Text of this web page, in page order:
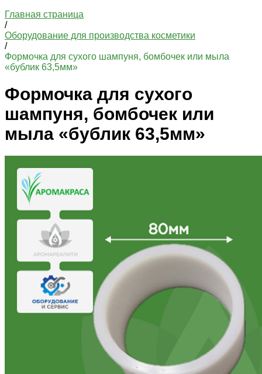
Главная страница
/
Оборудование для производства косметики
/
Формочка для сухого шампуня, бомбочек или мыла
«бублик 63,5мм»
Формочка для сухого
шампуня, бомбочек или
мыла «бублик 63,5мм»